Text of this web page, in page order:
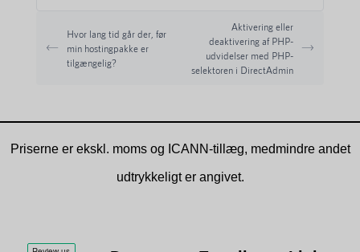
Hvor lang tid går der, før
min hostingpakke er
tilgængelig?
Aktivering eller
deaktivering af PHP-
udvidelser med PHP-
selektoren i DirectAdmin
Priserne er ekskl. moms og ICANN-tillæg, medmindre andet
udtrykkeligt er angivet.